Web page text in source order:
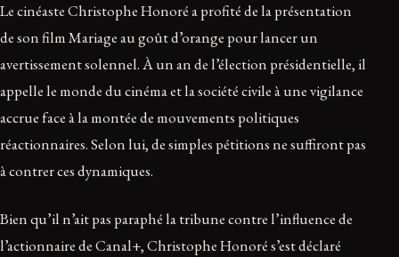
Le cinéaste Christophe Honoré a profité de la présentation
de son film Mariage au goût d’orange pour lancer un
avertissement solennel. À un an de l’élection présidentielle, il
appelle le monde du cinéma et la société civile à une vigilance
accrue face à la montée de mouvements politiques
réactionnaires. Selon lui, de simples pétitions ne suffiront pas
à contrer ces dynamiques.
Bien qu’il n’ait pas paraphé la tribune contre l’influence de
l’actionnaire de Canal+, Christophe Honoré s’est déclaré